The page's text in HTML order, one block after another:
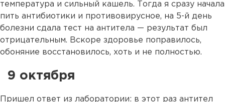
температура и сильный кашель. Тогда я сразу начала
пить антибиотики и противовирусное, на 5-й день
болезни сдала тест на антитела — результат был
отрицательным. Вскоре здоровье поправилось,
обоняние восстановилось, хоть и не полностью.
9 октября
Пришел ответ из лаборатории: в этот раз антител